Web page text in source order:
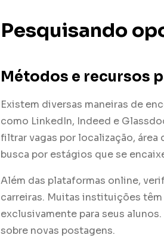
Pesquisando
Métodos e recursos
Existem diversas maneiras de
como LinkedIn, Indeed e
filtrar vagas por localização,
busca por estágios que se
Além das plataformas online,
carreiras. Muitas instituições
exclusivamente para seus
sobre novas postagens.